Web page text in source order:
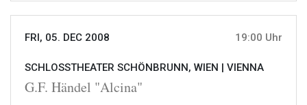
FRI, 05. DEC 2008 19:00 Uhr
SCHLOSSTHEATER SCHÖNBRUNN, WIEN | VIENNA
G.F. Händel "Alcina"